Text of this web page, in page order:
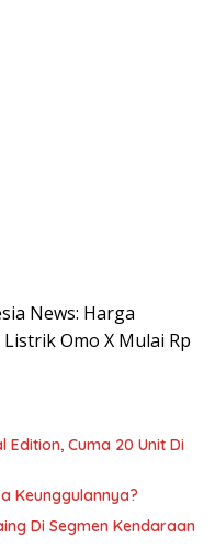
News: Harga
Omo X Mulai Rp
Edition, Cuma 20 Unit Di
Keunggulannya?
Di Segmen Kendaraan